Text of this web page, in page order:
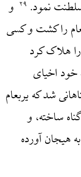
نمود. ۲۹ و
را کشت و کسی
هلاک کرد
خود اخیای
شد که یربعام
ساخته، و
هیجان آورده